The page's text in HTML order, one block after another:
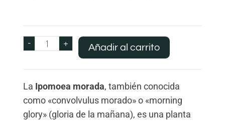
- + Añadir al carrito
La Ipomoea morada, también conocida
como «convolvulus morado» o «morning
glory» (gloria de la mañana), es una planta